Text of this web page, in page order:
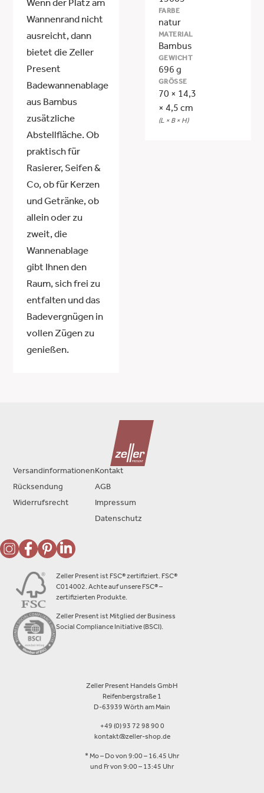
Wenn der Platz am
Wannenrand nicht
ausreicht, dann
bietet die Zeller
Present
Badewannenablage
aus Bambus
zusätzliche
Abstellfläche. Ob
praktisch für
Rasierer, Seifen &
Co, ob für Kerzen
und Getränke, ob
allein oder zu
zweit, die
Wannenablage
gibt Ihnen den
Raum, sich frei zu
entfalten und das
Badevergnügen in
vollen Zügen zu
genießen.
FARBE
natur
MATERIAL
Bambus
GEWICHT
696 g
GRÖSSE
70 × 14,3
× 4,5 cm
(L × B × H)
Zeller Present ist FSC® zertifiziert. FSC®
C014002. Achte auf unsere FSC® –
zertifizierten Produkte.
Zeller Present ist Mitglied der Business
Social Compliance Initiative (BSCI).
Zeller Present Handels GmbH
Reifenbergstraße 1
D-63939 Wörth am Main
+49 (0) 93 72 98 90 0
kontakt@zeller-shop.de
* Mo – Do von 9:00 – 16.45 Uhr
und Fr von 9:00 – 13:45 Uhr
Versandinformationen
Rücksendung
Widerrufsrecht
Kontakt
AGB
Impressum
Datenschutz